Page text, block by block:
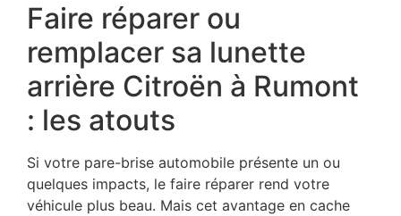
Faire réparer ou
remplacer sa lunette
arrière Citroën à Rumont
: les atouts
Si votre pare-brise automobile présente un ou
quelques impacts, le faire réparer rend votre
véhicule plus beau. Mais cet avantage en cache